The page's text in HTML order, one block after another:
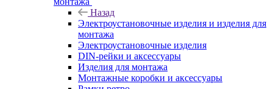
Назад
Электроустановочные изделия и изделия для
монтажа
Электроустановочные изделия
DIN-рейки и аксессуары
Изделия для монтажа
Монтажные коробки и аксессуары